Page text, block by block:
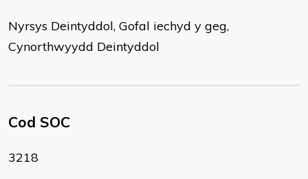
Nyrsys Deintyddol, Gofal iechyd y geg,
Cynorthwyydd Deintyddol
Cod SOC
3218